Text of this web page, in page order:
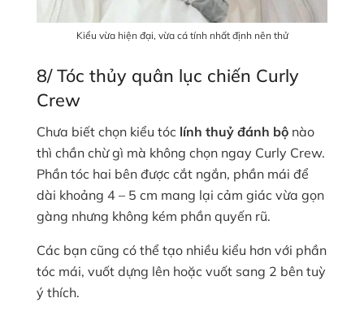
Kiểu vừa hiện đại, vừa cá tính nhất định nên thử
8/ Tóc thủy quân lục chiến Curly
Crew
Chưa biết chọn kiểu tóc lính thuỷ đánh bộ nào
thì chần chừ gì mà không chọn ngay Curly Crew.
Phần tóc hai bên được cắt ngắn, phần mái để
dài khoảng 4 – 5 cm mang lại cảm giác vừa gọn
gàng nhưng không kém phần quyến rũ.
Các bạn cũng có thể tạo nhiều kiểu hơn với phần
tóc mái, vuốt dựng lên hoặc vuốt sang 2 bên tuỳ
ý thích.